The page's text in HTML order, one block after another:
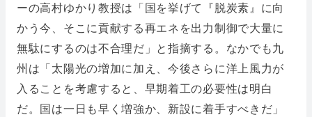
ーの高村ゆかり教授は「国を挙げて『脱炭素』に向
かう今、そこに貢献する再エネを出力制御で大量に
無駄にするのは不合理だ」と指摘する。なかでも九
州は「太陽光の増加に加え、今後さらに洋上風力が
入ることを考慮すると、早期着工の必要性は明白
だ。国は一日も早く増強か、新設に着手すべきだ」